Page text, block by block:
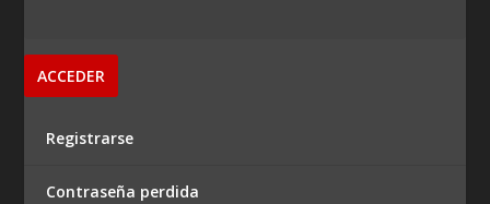
Registrarse
Contraseña perdida